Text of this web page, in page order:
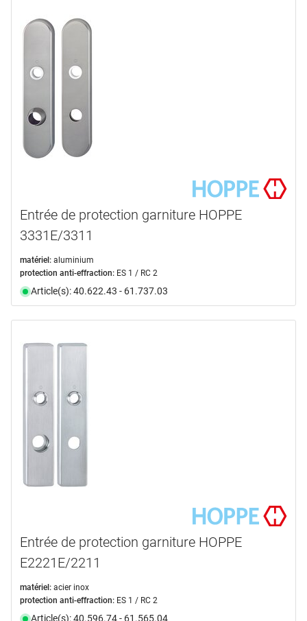
Entrée de protection garniture HOPPE
3331E/3311
matériel: aluminium
protection anti-effraction: ES 1 / RC 2
Article(s): 40.622.43 - 61.737.03
Entrée de protection garniture HOPPE
E2221E/2211
matériel: acier inox
protection anti-effraction: ES 1 / RC 2
Article(s): 40.596.74 - 61.565.04